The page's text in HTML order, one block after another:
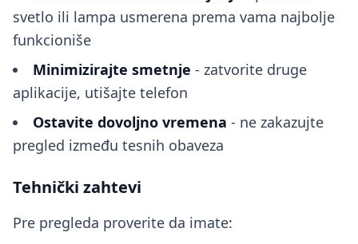
svetlo ili lampa usmerena prema vama najbolje
funkcioniše
Minimizirajte smetnje - zatvorite druge
aplikacije, utišajte telefon
Ostavite dovoljno vremena - ne zakazujte
pregled između tesnih obaveza
Tehnički zahtevi
Pre pregleda proverite da imate: